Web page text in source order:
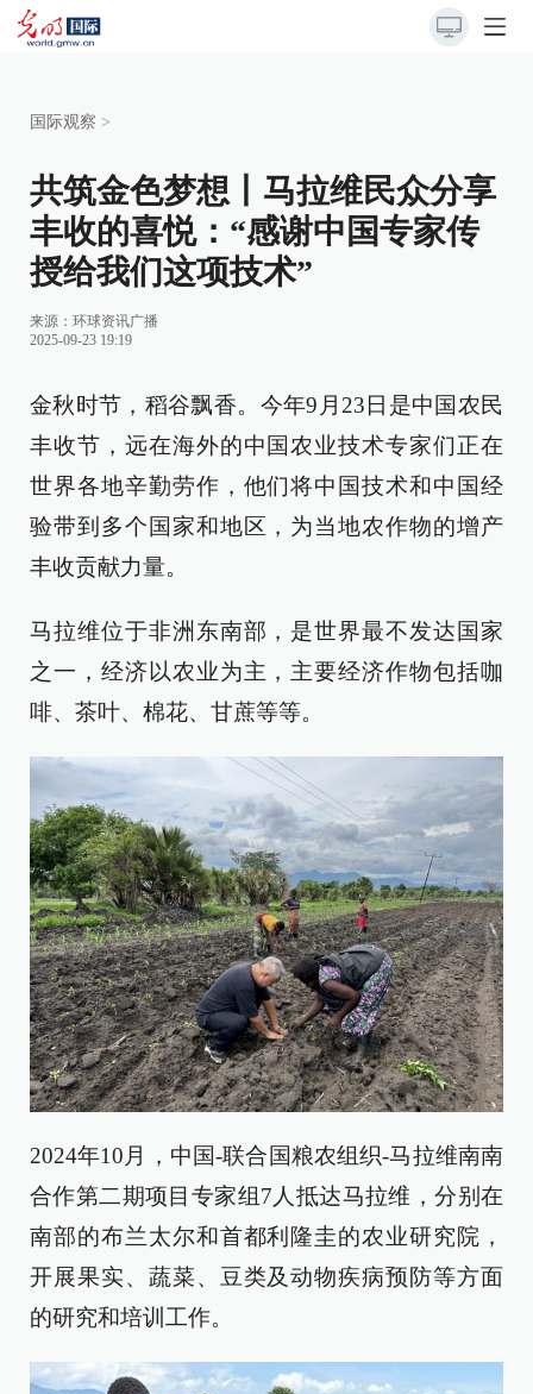
国际观察 >
共筑金色梦想丨马拉维民众分享
丰收的喜悦：“感谢中国专家传
授给我们这项技术”
来源： 环球资讯广播
2025-09-23 19:19
金秋时节，稻谷飘香。今年9月23日是中国农民
丰收节，远在海外的中国农业技术专家们正在
世界各地辛勤劳作，他们将中国技术和中国经
验带到多个国家和地区，为当地农作物的增产
丰收贡献力量。
马拉维位于非洲东南部，是世界最不发达国家
之一，经济以农业为主，主要经济作物包括咖
啡、茶叶、棉花、甘蔗等等。
2024年10月，中国-联合国粮农组织-马拉维南南
合作第二期项目专家组7人抵达马拉维，分别在
南部的布兰太尔和首都利隆圭的农业研究院，
开展果实、蔬菜、豆类及动物疾病预防等方面
的研究和培训工作。